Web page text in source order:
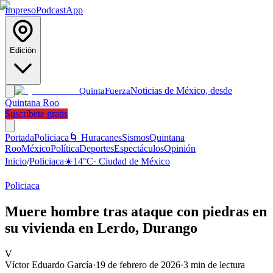
ImpresoPodcastApp
Edición
QuintaFuerzaNoticias de México, desde
Quintana Roo
Suscríbete gratis
PortadaPoliciaca 🌀 HuracanesSismosQuintana
RooMéxicoPolíticaDeportesEspectáculosOpinión
Inicio/Policiaca☀️14°C· Ciudad de México
Policiaca
Muere hombre tras ataque con piedras en
su vivienda en Lerdo, Durango
V
Víctor Eduardo García·19 de febrero de 2026·3 min de lectura